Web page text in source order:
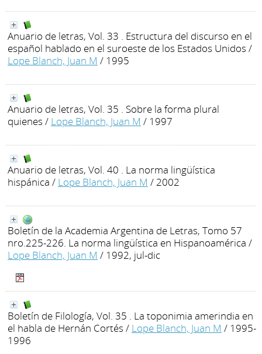
Anuario de letras, Vol. 33 . Estructura del discurso en el
español hablado en el suroeste de los Estados Unidos /
Lope Blanch, Juan M / 1995
Anuario de letras, Vol. 35 . Sobre la forma plural
quienes / Lope Blanch, Juan M / 1997
Anuario de letras, Vol. 40 . La norma lingüística
hispánica / Lope Blanch, Juan M / 2002
Boletín de la Academia Argentina de Letras, Tomo 57
nro.225-226. La norma lingüística en Hispanoamérica /
Lope Blanch, Juan M / 1992, jul-dic
Boletín de Filología, Vol. 35 . La toponimia amerindia en
el habla de Hernán Cortés / Lope Blanch, Juan M / 1995-
1996